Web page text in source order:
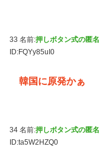
33 名前:押しボタン式の匿
ID:FQYy85uI0
韓国に原発かぁ
34 名前:押しボタン式の匿
ID:ta5W2HZQ0